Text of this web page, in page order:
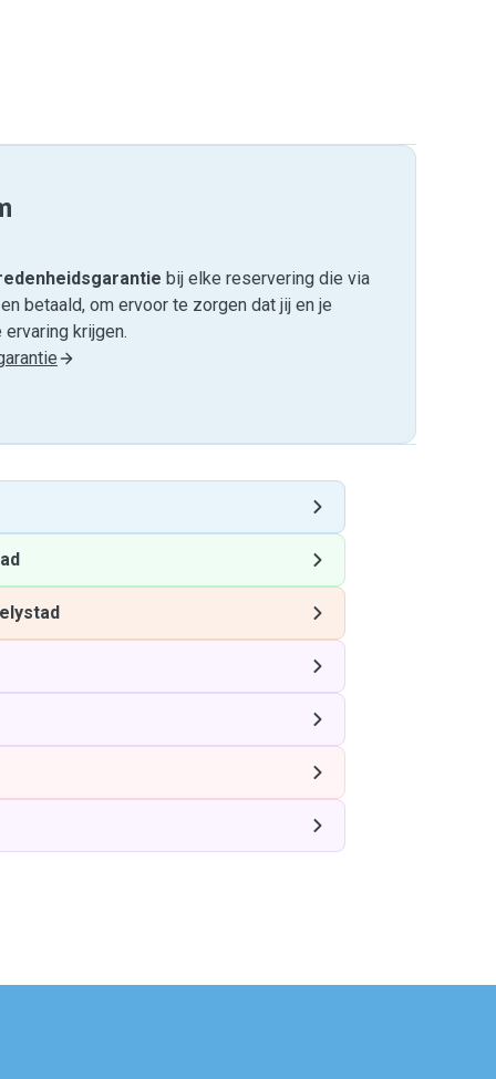
bij elke reservering die via
betaald, om ervoor te zorgen dat jij en je
krijgen.